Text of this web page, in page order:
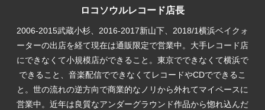
ロコソウルレコード店長
2006-2015武蔵小杉、2016-2017新山下、2018/1横浜ベイクォ
ーターの出店を経て現在は通販限定で営業中。大手レコード店
にできなくて小規模店ができること。東京でできなくて横浜で
できること、音楽配信でできなくてレコードやCDでできるこ
と。世の流れの逆方向で商業的なノリから外れてマイペースに
営業中。近年は良質なアンダーグラウンド作品から惚れ込んだ